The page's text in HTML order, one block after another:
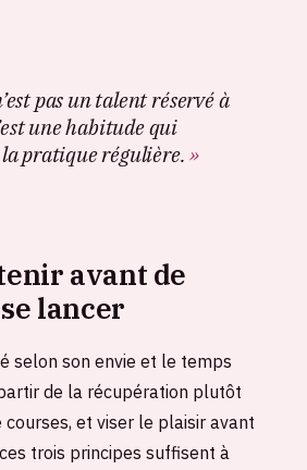
pas un talent réservé à
une habitude qui
pratique régulière.
avant de
se lancer
selon son envie et le temps
de la récupération plutôt
courses, et viser le plaisir avant
trois principes suffisent à